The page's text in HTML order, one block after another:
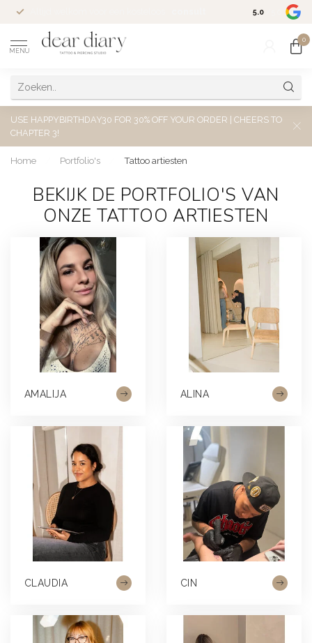
5.0
MENU
0
USE HAPPYBIRTHDAY30 FOR 30% OFF YOUR ORDER | CHEERS TO
CHAPTER 3!
Home Portfolio's Tattoo artiesten
BEKIJK DE PORTFOLIO'S VAN
ONZE TATTOO ARTIESTEN
AMALIJA ALINA
CLAUDIA CIN